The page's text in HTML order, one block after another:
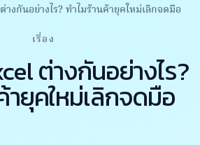
งกันอย่างไร? ทำไมร้านค้ายุคใหม่เลิกจดมือ
เรื่อง
ต่างกันอย่างไร?
ายุคใหม่เลิกจดมือ